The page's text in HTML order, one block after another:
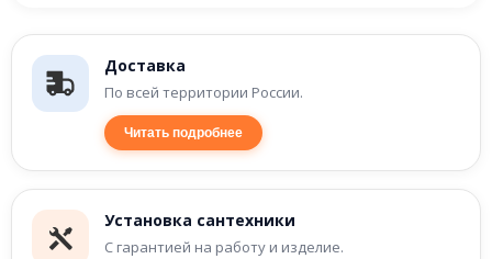
Доставка
По всей территории России.
Читать подробнее
Установка сантехники
С гарантией на работу и изделие.